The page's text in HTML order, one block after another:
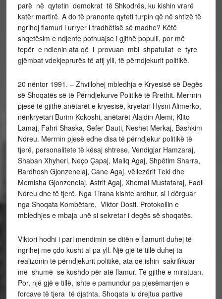
parë në qytetin demokrat të Shkodrës, ku kishin vrarë
katër martirë. A do të pranonte qyteti turpin që në shtizë të
ngrihej flamuri i urryer i tradhëtisë së madhe? Këtë
shqetësim e ndjente pothuajse i gjithë populli, por më
tepër e ndienin ata që i provuan mbi shpatullat e tyre
gjëmbat vdekjeprurës të atij ylli, të përndjekurit politikë.
20 nëntor 1991. – Zhvillohej mbledhja e Kryesisë së Degës
së Shoqatës së të Përndjekurve Politikë të Rrethit. Merrnin
pjesë të gjithë anëtarët e kryesisë, kryetari Hysni Alimerko,
nënkryetari Burim Kokoshi, anëtarët Alajdin Alemi, Klito
Lamaj, Fahri Shaska, Sefer Dauti, Neshet Merkaj, Bashkim
Ndreu. Merrnin pjesë edhe disa të përndjekur politikë të
tjerë, personalitete të kësaj shtrese, Vendigjar Hamzaraj,
Shaban Xhyheri, Neço Çapaj, Maliq Agaj, Shpëtim Sharra,
Bardhosh Gjonzenelaj, Cane Agaj, vëllezërit Teki dhe
Memisha Gjonzenelaj, Astrit Agaj, Xhemal Mustafaraj, Fadil
Ndreu dhe të tjerë. Nga Tirana kishte ardhur, si i dërguar
nga Shoqata Kombëtare, Viktor Dosti. Protokollin e
mbledhjes e mbaja unë si sekretar i degës së shoqatës.
Viktori hodhi i pari mendimin se ditën e flamurit duhej të
ngrihej me çdo kusht ai pa yll. Një gjë të tillë duhej ta
realizonin të përndjekurit politikë, ata që ishin sakrifikuar
më shumë se kushdo për atë flamur. Të gjithë e miratuan.
Por, një gjë e tillë, ishte e pamundur pa pjesëmarrjen e
forcave të tjera të djathta. Shoqata iu drejtua partive